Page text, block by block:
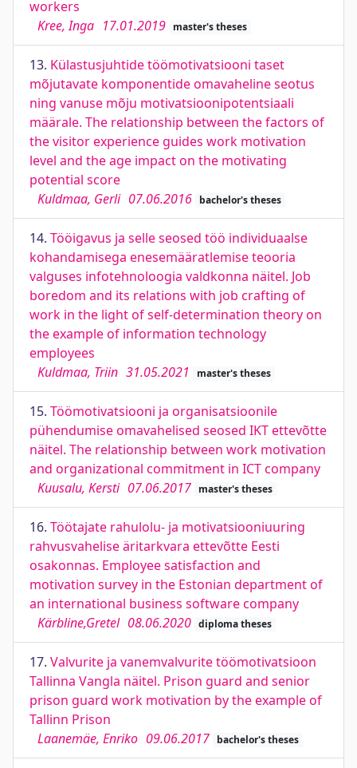
workers
Kree, Inga 17.01.2019 master's theses
13. Külastusjuhtide töömotivatsiooni taset
mõjutavate komponentide omavaheline seotus
ning vanuse mõju motivatsioonipotentsiaali
määrale. The relationship between the factors of
the visitor experience guides work motivation
level and the age impact on the motivating
potential score
Kuldmaa, Gerli 07.06.2016 bachelor's theses
14. Tööigavus ja selle seosed töö individuaalse
kohandamisega enesemääratlemise teooria
valguses infotehnoloogia valdkonna näitel. Job
boredom and its relations with job crafting of
work in the light of self-determination theory on
the example of information technology
employees
Kuldmaa, Triin 31.05.2021 master's theses
15. Töömotivatsiooni ja organisatsioonile
pühendumise omavahelised seosed IKT ettevõtte
näitel. The relationship between work motivation
and organizational commitment in ICT company
Kuusalu, Kersti 07.06.2017 master's theses
16. Töötajate rahulolu- ja motivatsiooniuuring
rahvusvahelise äritarkvara ettevõtte Eesti
osakonnas. Employee satisfaction and
motivation survey in the Estonian department of
an international business software company
Kärbline,Gretel 08.06.2020 diploma theses
17. Valvurite ja vanemvalvurite töömotivatsioon
Tallinna Vangla näitel. Prison guard and senior
prison guard work motivation by the example of
Tallinn Prison
Laanemäe, Enriko 09.06.2017 bachelor's theses